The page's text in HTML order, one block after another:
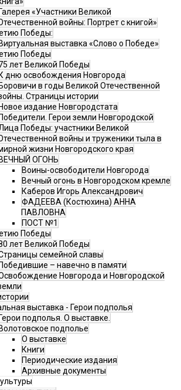
Галерея «Участники Великой
войны: Портрет с книгой»
Победы:
Виртуальная выставка «Слово о Победе»
Победы
лет Великой Победы
К дню освобождения Новгорода
Боровичи в годы Великой Отечественной
Страницы истории
Новое издание Новгородстата
Победители. Герои земли Новгородской
Победы: участники Великой
войны и труженики тыла в
жизни Новгородского края
ВЕЧНЫЙ ОГОНЬ
Воины-освободители Новгорода
Вечный огонь в Новгородском кремле
Каберов Игорь Александрович
ФАДЕЕВА (Костюхина) АННА
ПАВЛОВНА
ПОСТ №1
Победы
лет Великой Победы
семейной славы
Победившие – навечно в памяти
Новгорода и Новгородской
выставка - Герои подполья
Герои подполья. О выставке.
Волотовское подполье
О выставке
Книги
Периодические издания
Архивные документы